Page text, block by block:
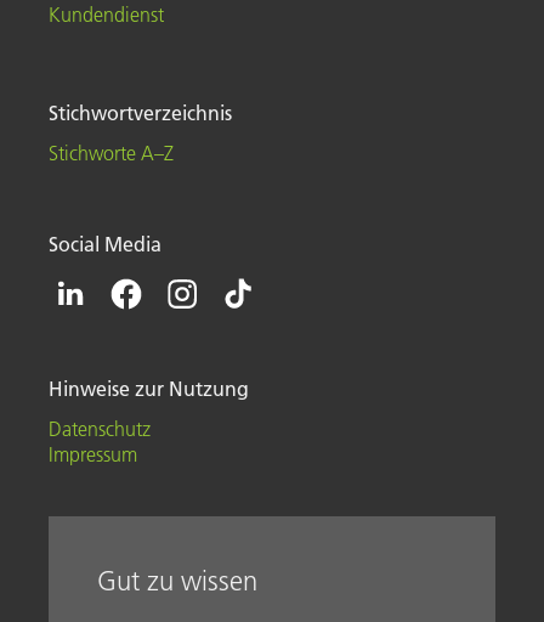
Kundendienst
Stichwortverzeichnis
Stichworte A–Z
Social Media
Hinweise zur Nutzung
Datenschutz
Impressum
Gut zu wissen